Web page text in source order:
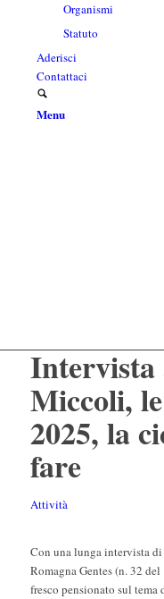
Organismi
Statuto
Aderisci
Contattaci
Menu
Intervista
Miccoli,
2025, la
fare
Attività
Con una lunga intervista
Romagna Gentes (n. 32
fresco pensionato sul